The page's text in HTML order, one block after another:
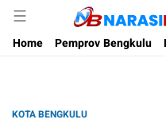
Home
Pemprov Bengkulu
KOTA BENGKULU